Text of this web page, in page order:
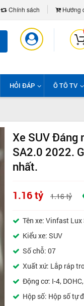
Chính sách Hướng
HỎI ĐÁP Ô TÔ TV
Xe SUV Đáng
SA2.0 2022.
nhất.
1.16 tỷ 1.16 tỷ
Tên xe: Vinfast
Kiểu xe: SUV
Số chỗ: 07
Xuất xứ: Lắp ráp
Động cơ: I-4,
Hộp số: Hộp số tự